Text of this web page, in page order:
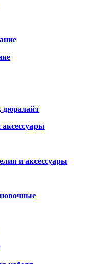
дюралайт
и аксессуары